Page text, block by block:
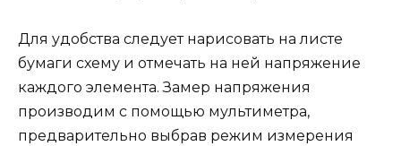
Для удобства следует нарисовать на листе
бумаги схему и отмечать на ней напряжение
каждого элемента. Замер напряжения
производим с помощью мультиметра,
предварительно выбрав режим измерения